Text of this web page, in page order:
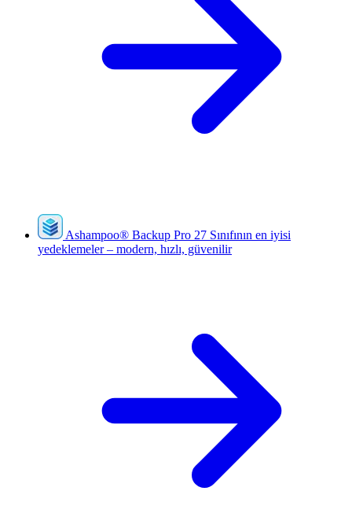
Ashampoo® Backup Pro 27 Sınıfının en iyisi
yedeklemeler – modern, hızlı, güvenilir